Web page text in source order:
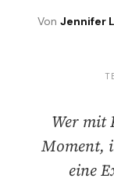
Von Jennifer
Wer mit
Moment,
eine